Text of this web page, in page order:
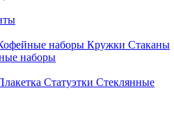
наборы Кружки Стаканы
наборы
Статуэтки Стеклянные